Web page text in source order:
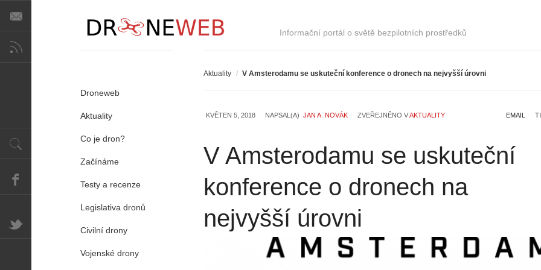
Informační portál o světě bezpilotních prostředků
Aktuality / V Amsterodamu se uskuteční konference o dronech na nejvyšší úrovni
KVĚTEN 5, 2018 NAPSAL(A) JAN A. NOVÁK ZVEŘEJNĚNO VAKTUALITY EMAIL
V Amsterodamu se uskuteční
konference o dronech na
nejvyšší úrovni
Droneweb
Aktuality
Co je dron?
Začínáme
Testy a recenze
Legislativa dronů
Civilní drony
Vojenské drony